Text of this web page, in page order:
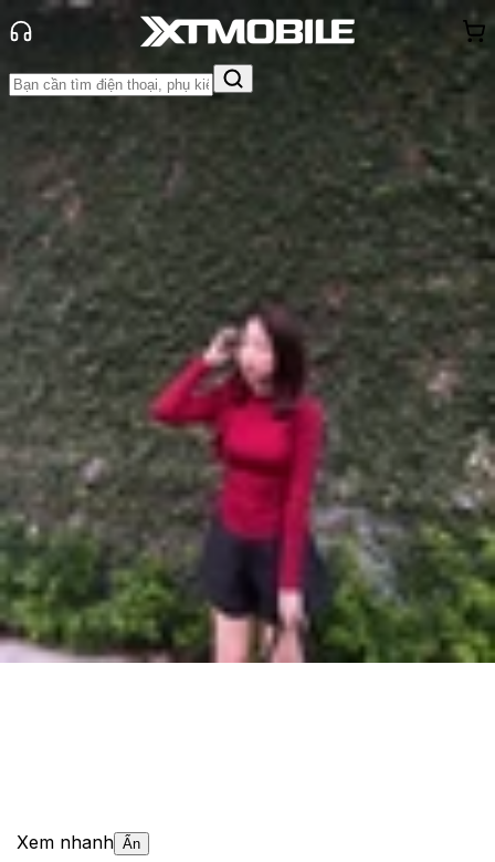
Tin tức
Thủ thuật
Tin Mới
Đánh Giá - Trên Tay So Sánh Tư vấn
Khuyến
mãiThủ thuật Hỏi đáp App - Game Thông báo
Khách
hàng - Sự kiện
Hướng dẫn tắt thông báo quảng
cáo trên MoMo để tránh bị làm
phiền
Anh Thư
Ngày đăng: 07/11/2023
Cập nhật:
07/11/2023
Theo dõi XTMobile trên
Xem nhanh Ẩn